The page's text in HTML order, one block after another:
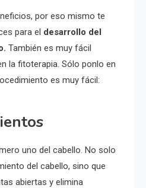
por eso mismo te
para el desarrollo del
También es muy fácil
la fitoterapia. Sólo ponlo en
es muy fácil:
uno del cabello. No solo
del cabello, sino que
abiertas y elimina